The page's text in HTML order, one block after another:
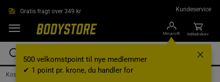
Gratis fragt over 349 kr Kundeservice
Min profil
500 velkomstpoint til nye medlemmer
✔ 1 point pr. krone, du handler for
Indkøbskurv
Kosttilskud / Aminosyrer / L-glutamin